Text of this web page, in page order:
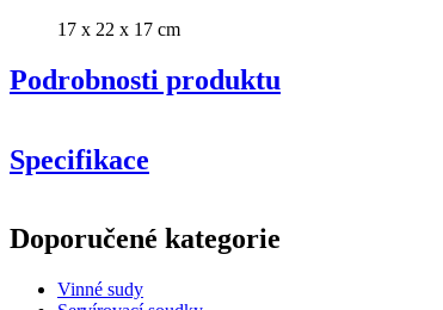
17 x 22 x 17 cm
Podrobnosti produktu
Specifikace
Číslo produktuWOB-HM1
Rozměry (ŠxVxH cm)
Doporučené kategorie
Vinné sudy